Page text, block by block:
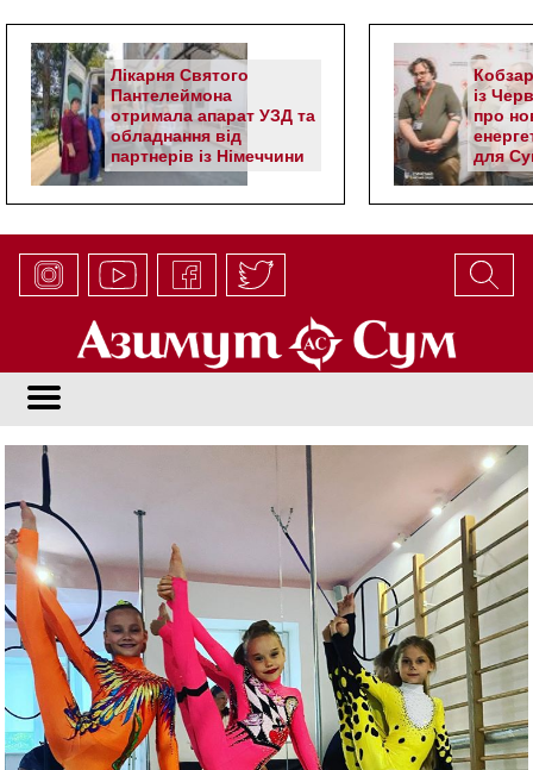
Лікарня Святого
Пантелеймона
отримала апарат УЗД та
обладнання від
партнерів із Німеччини
із
про
для